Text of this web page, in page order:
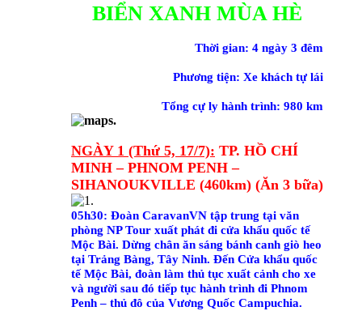
BIỂN XANH MÙA HÈ
Thời gian: 4 ngày 3 đêm
Phương tiện: Xe khách tự lái
Tổng cự ly hành trình: 980 km
NGÀY 1 (Thứ 5, 17/7): TP. HỒ CHÍ
MINH – PHNOM PENH –
SIHANOUKVILLE (460km) (Ăn 3 bữa)
05h30: Đoàn CaravanVN tập trung tại văn
phòng NP Tour xuất phát đi cửa khẩu quốc tế
Mộc Bài. Dừng chân ăn sáng bánh canh giò heo
tại Trảng Bàng, Tây Ninh. Đến Cửa khẩu quốc
tế Mộc Bài, đoàn làm thủ tục xuất cảnh cho xe
và người sau đó tiếp tục hành trình đi Phnom
Penh – thủ đô của Vương Quốc Campuchia.